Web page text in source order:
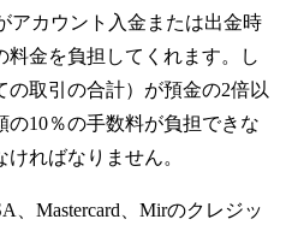
アカウント入金または出金時
金を負担してくれます。し
取引の合計）が預金の2倍以
の10％の手数料が負担できな
ればなりません。
、Mastercard、Mirのクレジッ